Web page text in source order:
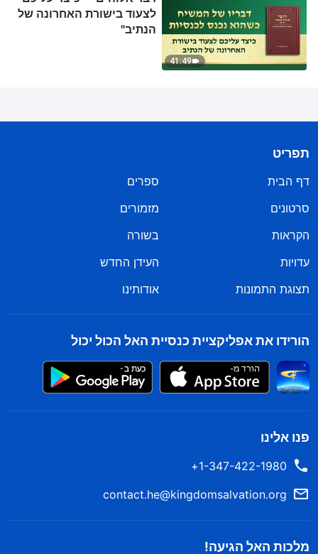
41:49
לצעוד בישורת האחרונה של
הנתיב"
תפריט
דף הבית
ספרים
סרטונים
מזמורים
הקראות
בשורה
עדויות
העידן החדש
תצוגת התמונות
אודותינו
הורידו את אפליקציית כנסיית האל הכול יכול
פנו אלינו
1-347-422-1980+
contact.he@kingdomsalvation.org
מלכות האל הגיעה!